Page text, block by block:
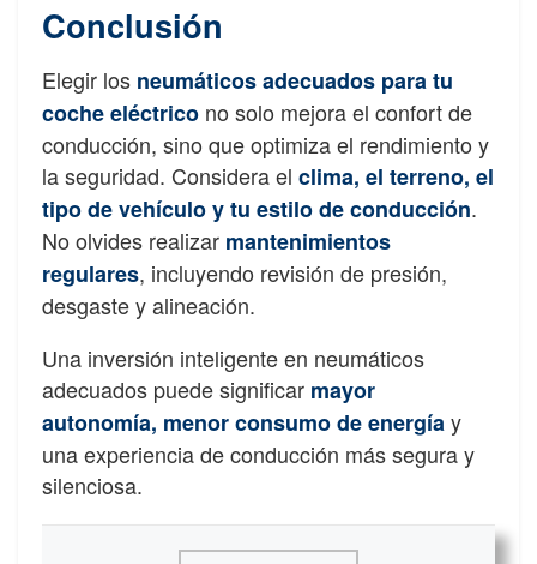
Conclusión
Elegir los neumáticos adecuados para tu
coche eléctrico no solo mejora el confort de
conducción, sino que optimiza el rendimiento y
la seguridad. Considera el clima, el terreno, el
tipo de vehículo y tu estilo de conducción.
No olvides realizar mantenimientos
regulares, incluyendo revisión de presión,
desgaste y alineación.
Una inversión inteligente en neumáticos
adecuados puede significar mayor
autonomía, menor consumo de energíay
una experiencia de conducción más segura y
silenciosa.